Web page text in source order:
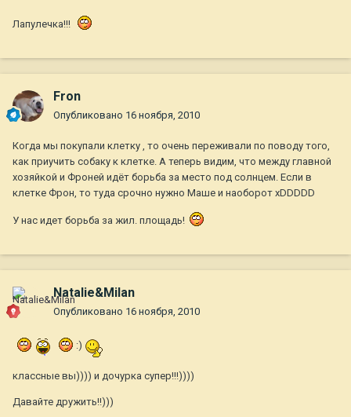
Лапулечка!!!
Fron
Опубликовано 16 ноября, 2010
Когда мы покупали клетку , то очень переживали по поводу того,
как приучить собаку к клетке. А теперь видим, что между главной
хозяйкой и Фроней идёт борьба за место под солнцем. Если в
клетке Фрон, то туда срочно нужно Маше и наоборот xDDDDD
У нас идет борьба за жил. площадь!
Natalie&Milan
Опубликовано 16 ноября, 2010
:)
классные вы)))) и дочурка супер!!!))))
Давайте дружить!!)))